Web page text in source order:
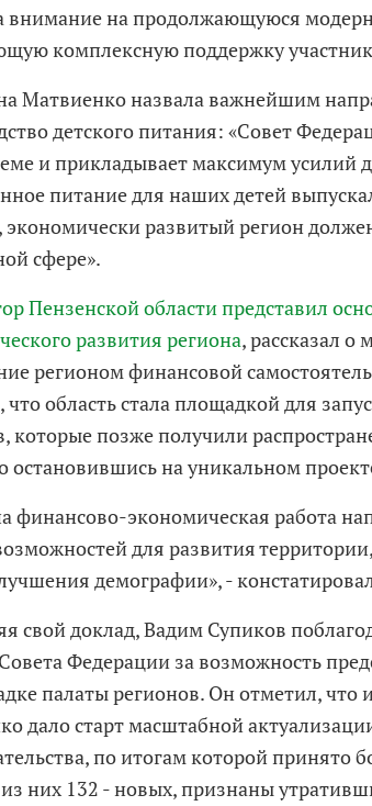
внимание на продолжающуюся
комплексную поддержку
Матвиенко назвала важнейшим
детского питания: «Совет
и прикладывает максимум усилий
питание для наших детей
экономически развитый регион
сфере».
Пензенской области представил
развития региона, рассказал о
регионом финансовой
область стала площадкой для
которые позже получили
остановившись на уникальном
финансово-экономическая работа
для развития
демографии», -
свой доклад, Вадим Супиков
Федерации за возможность
палаты регионов. Он отметил,
дало старт масштабной
по итогам которой принято
из них 132 - новых, признаны